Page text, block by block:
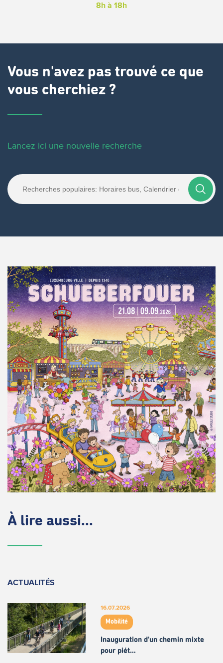
8h à 18h
Vous n'avez pas trouvé ce que
vous cherchiez ?
Lancez ici une nouvelle recherche
À lire aussi...
ACTUALITÉS
16.07.2026
Mobilité
Inauguration d'un chemin mixte
pour piét…